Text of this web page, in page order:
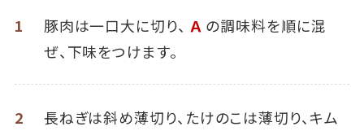
1 豚肉は一口大に切り、 Ａ の調味料を順に混
ぜ、下味をつけます。
2
長ねぎは斜め薄切り、たけのこは薄切り、キム